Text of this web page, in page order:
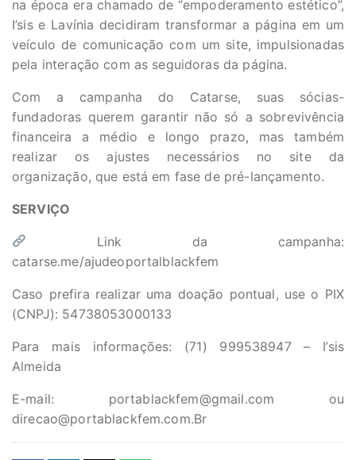
na época era chamado de “empoderamento estético”,
I’sis e Lavínia decidiram transformar a página em um
veículo de comunicação com um site, impulsionadas
pela interação com as seguidoras da página.
Com a campanha do Catarse, suas sócias-
fundadoras querem garantir não só a sobrevivência
financeira a médio e longo prazo, mas também
realizar os ajustes necessários no site da
organização, que está em fase de pré-lançamento.
SERVIÇO
Link da campanha:
catarse.me/ajudeoportalblackfem
Caso prefira realizar uma doação pontual, use o PIX
(CNPJ): 54738053000133
Para mais informações: (71) 999538947 – I’sis
Almeida
E-mail: portablackfem@gmail.com ou
direcao@portablackfem.com.Br